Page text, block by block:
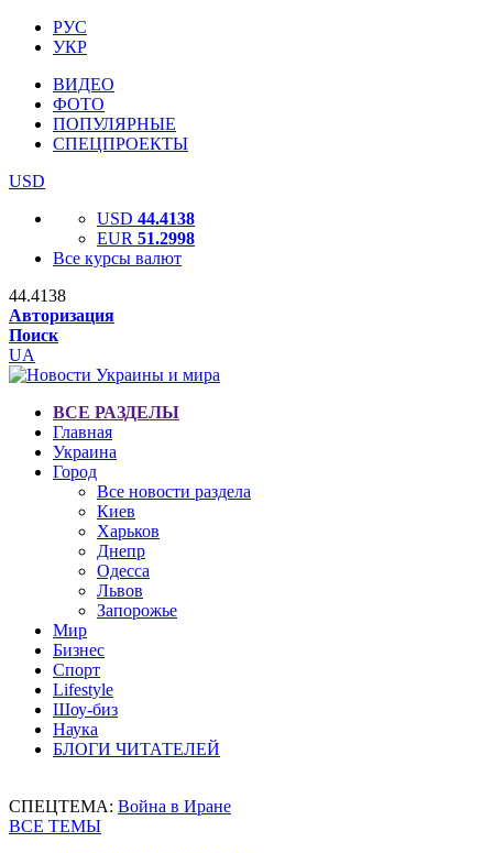
РУС
УКР
ВИДЕО
ФОТО
ПОПУЛЯРНЫЕ
СПЕЦПРОЕКТЫ
USD
USD 44.4138
EUR 51.2998
Все курсы валют
44.4138
Авторизация
Поиск
UA
ВСЕ РАЗДЕЛЫ
Главная
Украина
Город
Все новости раздела
Киев
Харьков
Днепр
Одесса
Львов
Запорожье
Мир
Бизнес
Спорт
Lifestyle
Шоу-биз
Наука
БЛОГИ ЧИТАТЕЛЕЙ
СПЕЦТЕМА: Война в Иране
ВСЕ ТЕМЫ